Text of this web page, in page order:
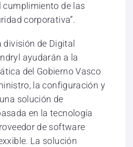
cumplimiento de las
corporativa”.
división de Digital
ayudarán a la
del Gobierno Vasco
la configuración y
solución de
en la tecnología
de software
La solución